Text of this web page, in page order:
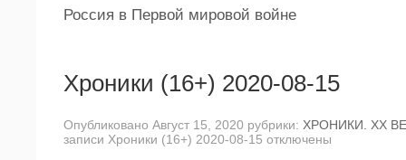
Россия в Первой мировой войне
Хроники (16+) 2020-08-15
Опубликовано Август 15, 2020 рубрики: ХРОНИКИ. ХХ
записи Хроники (16+) 2020-08-15 отключены